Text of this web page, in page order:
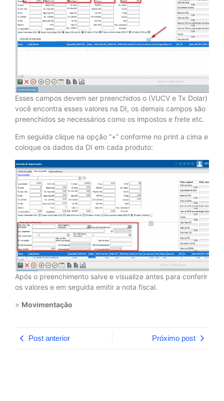
Esses campos devem ser preenchidos o (VUCV e Tx Dolar)
você encontra esses valores na DI, os demais campos são
preenchidos se necessários como os impostos e frete etc.
Em seguida clique na opção “+” conforme no print a cima e
coloque os dados da DI em cada produto:
Após o preenchimento salve e visualize antes para conferir
os valores e em seguida emitir a nota fiscal.
> Movimentação
Post anterior Próximo post